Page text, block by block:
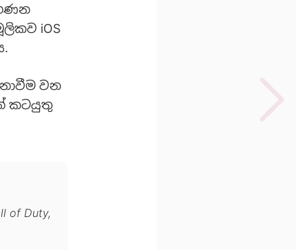
ගණන
iOS
වන
කටයුතු
of Duty,